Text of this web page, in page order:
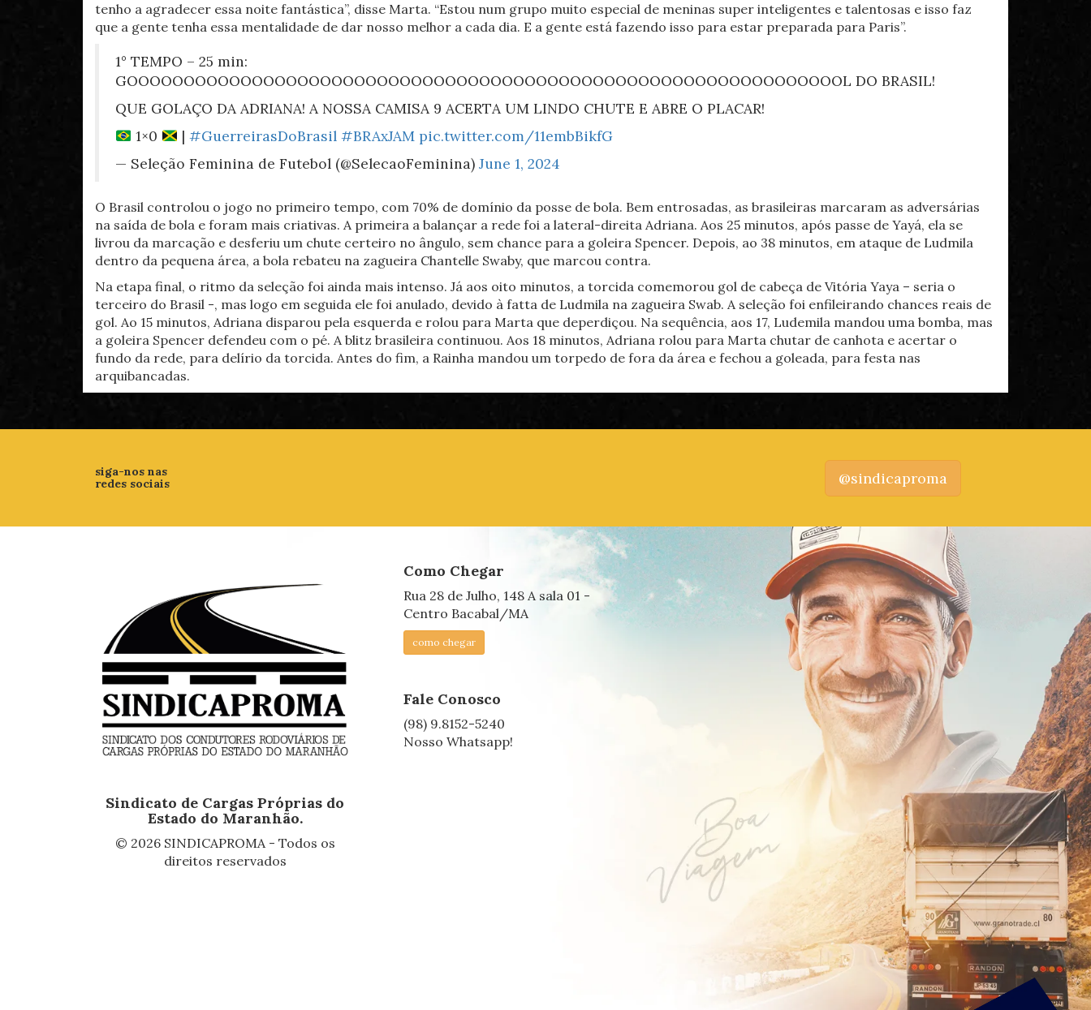
tenho a agradecer essa noite fantástica”, disse Marta. “Estou num grupo muito especial de meninas super inteligentes e talentosas e isso faz
que a gente tenha essa mentalidade de dar nosso melhor a cada dia. E a gente está fazendo isso para estar preparada para Paris”.
1° TEMPO – 25 min:
GOOOOOOOOOOOOOOOOOOOOOOOOOOOOOOOOOOOOOOOOOOOOOOOOOOOOOOOOOOOOOOOL DO BRASIL!
QUE GOLAÇO DA ADRIANA! A NOSSA CAMISA 9 ACERTA UM LINDO CHUTE E ABRE O PLACAR!
1×0
| #GuerreirasDoBrasil #BRAxJAM pic.twitter.com/11embBikfG
— Seleção Feminina de Futebol (@SelecaoFeminina) June 1, 2024
O Brasil controlou o jogo no primeiro tempo, com 70% de domínio da posse de bola. Bem entrosadas, as brasileiras marcaram as adversárias
na saída de bola e foram mais criativas. A primeira a balançar a rede foi a lateral-direita Adriana. Aos 25 minutos, após passe de Yayá, ela se
livrou da marcação e desferiu um chute certeiro no ângulo, sem chance para a goleira Spencer. Depois, ao 38 minutos, em ataque de Ludmila
dentro da pequena área, a bola rebateu na zagueira Chantelle Swaby, que marcou contra.
Na etapa final, o ritmo da seleção foi ainda mais intenso. Já aos oito minutos, a torcida comemorou gol de cabeça de Vitória Yaya – seria o
terceiro do Brasil -, mas logo em seguida ele foi anulado, devido à fatta de Ludmila na zagueira Swab. A seleção foi enfileirando chances reais de
gol. Ao 15 minutos, Adriana disparou pela esquerda e rolou para Marta que deperdiçou. Na sequência, aos 17, Ludemila mandou uma bomba, mas
a goleira Spencer defendeu com o pé. A blitz brasileira continuou. Aos 18 minutos, Adriana rolou para Marta chutar de canhota e acertar o
fundo da rede, para delírio da torcida. Antes do fim, a Rainha mandou um torpedo de fora da área e fechou a goleada, para festa nas
arquibancadas.
siga-nos nas
redes sociais
@sindicaproma
Sindicato de Cargas Próprias do
Estado do Maranhão.
© 2026 SINDICAPROMA - Todos os
direitos reservados
Como Chegar
Rua 28 de Julho, 148 A sala 01 -
Centro Bacabal/MA
como chegar
Fale Conosco
(98) 9.8152-5240
Nosso Whatsapp!